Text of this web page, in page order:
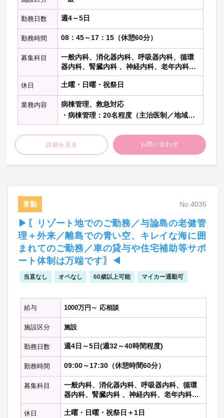
勤務日数 週4～5日
勤務時間 08：45～17：15（休憩60分）
募集科目
一般内科、消化器内科、呼吸器内科、循環
器内科、腎臓内科 、神経内科、老年内科、
内分泌代謝科、糖尿病科 、血液内科 、リウ
マチ膠原病内科、心療内科、総合内科、そ
の他の内科科目、一般外科、消化器外科、
呼吸器外科、心臓血管外科、脳神経外科、
整形外科、乳腺外科、泌尿器科、形成外
科、大腸肛門科、美容外科、小児外科、そ
の他の外科科目、眼科、皮膚科、耳鼻咽頭
科、精神科、放射線科、小児科、産婦人
科、婦人科 、麻酔科、救急科、緩和ケア、
休日 土曜・日曜・祝祭日
業務内容
病棟管理、救急対応
・病棟管理：20名程度（主治医制／地域包
括、回復期、一般病棟）
・救急対応：週1～2日※免除相談可能
→対応件数：0～1件(全体日勤帯月間10～15
件)
詳細を見る お問い合わせ
常勤 No.4035
▶〖リゾート地でのご勤務／与論島の老健管
理＋外来／離島での青い空、キレイな海に囲
まれてのご勤務／車の貸与や住宅補助等サポ
ート体制は万端です〗◀
当直なし オペなし 60歳以上可能 マイカー通勤可
給与 1000万円～ 応相談
施設区分 施設
勤務日数 週4日～5日(週32～40時間程度)
勤務時間 09:00～17:30（休憩時間60分）
募集科目
一般内科、消化器内科、呼吸器内科、循環
器内科、腎臓内科 、神経内科、老年内科、
内分泌代謝科、糖尿病科 、血液内科 、リウ
マチ膠原病内科、心療内科、総合内科、そ
休日 土曜・日曜・祝祭日＋1日